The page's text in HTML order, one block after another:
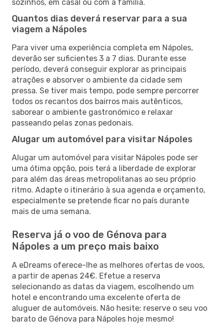
sozinhos, em casal ou com a família.
Quantos dias deverá reservar para a sua
viagem a Nápoles
Para viver uma experiência completa em Nápoles,
deverão ser suficientes 3 a 7 dias. Durante esse
período, deverá conseguir explorar as principais
atrações e absorver o ambiente da cidade sem
pressa. Se tiver mais tempo, pode sempre percorrer
todos os recantos dos bairros mais autênticos,
saborear o ambiente gastronómico e relaxar
passeando pelas zonas pedonais.
Alugar um automóvel para visitar Nápoles
Alugar um automóvel para visitar Nápoles pode ser
uma ótima opção, pois terá a liberdade de explorar
para além das áreas metropolitanas ao seu próprio
ritmo. Adapte o itinerário à sua agenda e orçamento,
especialmente se pretende ficar no país durante
mais de uma semana.
Reserva já o voo de Génova para
Nápoles a um preço mais baixo
A eDreams oferece-lhe as melhores ofertas de voos,
a partir de apenas 24€. Efetue a reserva
selecionando as datas da viagem, escolhendo um
hotel e encontrando uma excelente oferta de
aluguer de automóveis. Não hesite: reserve o seu voo
barato de Génova para Nápoles hoje mesmo!